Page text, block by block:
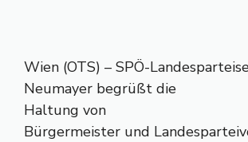
Wien (OTS) – SPÖ-
Neumayer begrüßt die
Haltung von
Bürgermeister und